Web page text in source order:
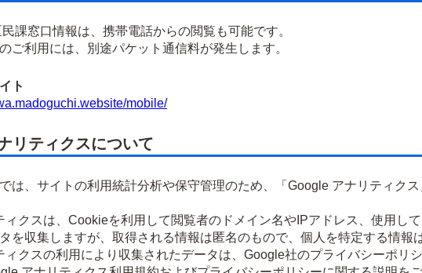
課窓口情報は、携帯電話からの閲覧も可能です。
ご利用には、別途パケット通信料が発生します。
ト
mobile/
リティクスについて
は、サイトの利用統計分析や保守管理のため、「Google アナリティク
ィクスは、Cookieを利用して閲覧者のドメイン名やIPアドレス、使用し
を収集しますが、取得される情報は匿名のもので、個人を特定する情報
ィクスの利用により収集されたデータは、Google社のプライバシーポリ